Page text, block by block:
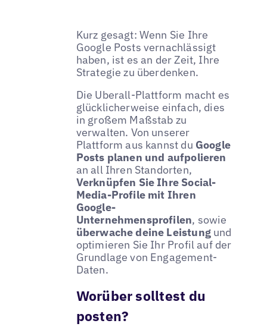
Kurz gesagt: Wenn Sie Ihre
Google Posts vernachlässigt
haben, ist es an der Zeit, Ihre
Strategie zu überdenken.
Die Uberall-Plattform macht es
glücklicherweise einfach, dies
in großem Maßstab zu
verwalten. Von unserer
Plattform aus kannst du Google
Posts planen und aufpolieren
an all Ihren Standorten,
Verknüpfen Sie Ihre Social-
Media-Profile mit Ihren
Google-
Unternehmensprofilen, sowie
überwache deine Leistungund
optimieren Sie Ihr Profil auf der
Grundlage von Engagement-
Daten.
Worüber solltest du
posten?